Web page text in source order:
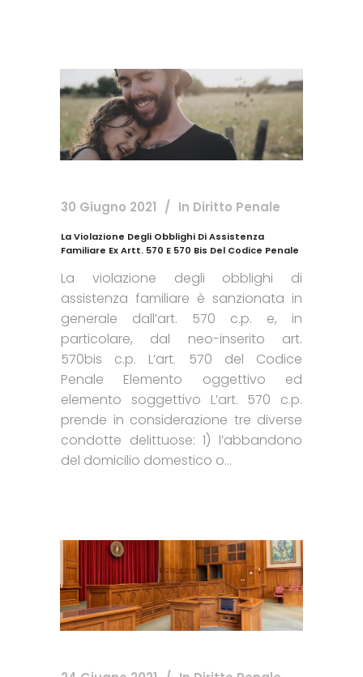
30 Giugno 2021 In Diritto Penale
La Violazione Degli Obblighi Di Assistenza
Familiare Ex Artt. 570 E 570 Bis Del Codice Penale
La violazione degli obblighi di
assistenza familiare è sanzionata in
generale dall’art. 570 c.p. e, in
particolare, dal neo-inserito art.
570bis c.p. L’art. 570 del Codice
Penale Elemento oggettivo ed
elemento soggettivo L’art. 570 c.p.
prende in considerazione tre diverse
condotte delittuose: 1) l’abbandono
del domicilio domestico o...